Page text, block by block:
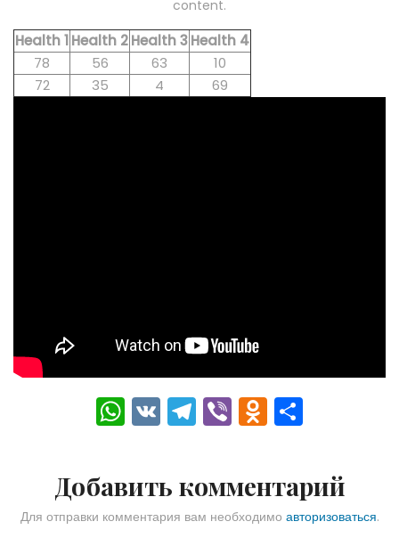
content.
Health 1Health 2Health 3Health 4
78
56 63
10
72
35 4 69
W
h
ts
A
V
K
T
el
gr
a
Vi
b
O
d
o
kl
а
в
Добавить комментарий
Для отправки комментария вам необходимо авторизоваться.